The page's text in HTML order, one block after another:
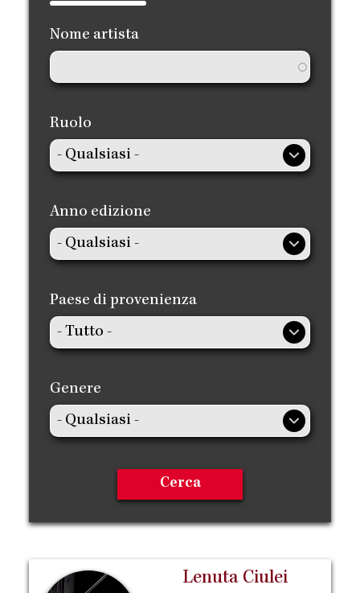
Lenuta Ciulei
Nome artista
Ruolo
Anno edizione
Paese di provenienza
Genere